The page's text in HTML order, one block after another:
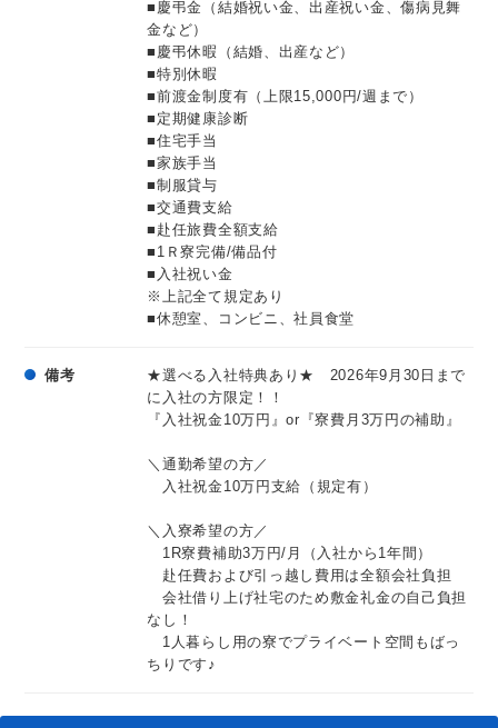
■慶弔金（結婚祝い金、出産祝い金、傷病見舞
金など）
■慶弔休暇（結婚、出産など）
■特別休暇
■前渡金制度有（上限15,000円/週まで）
■定期健康診断
■住宅手当
■家族手当
■制服貸与
■交通費支給
■赴任旅費全額支給
■1Ｒ寮完備/備品付
■入社祝い金
※上記全て規定あり
■休憩室、コンビニ、社員食堂
備考
★選べる入社特典あり★ 2026年9月30日まで
に入社の方限定！！
『入社祝金10万円』or『寮費月3万円の補助』
＼通勤希望の方／
入社祝金10万円支給（規定有）
＼入寮希望の方／
1R寮費補助3万円/月（入社から1年間）
赴任費および引っ越し費用は全額会社負担
会社借り上げ社宅のため敷金礼金の自己負担
なし！
1人暮らし用の寮でプライベート空間もばっ
ちりです♪